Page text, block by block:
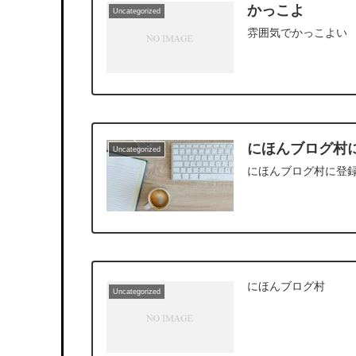
Uncategorized かっこよ
雰囲気でかっこよい
Uncategorized にほんブログ村
にほんブログ村に登
Uncategorized にほんブログ村